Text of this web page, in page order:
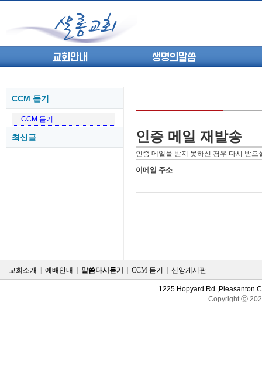
교회안내 생명의말씀
CCM 듣기
CCM 듣기
최신글 05-21 (고린도전서11) 고전6:9-20 ...
05-20 (고린도전서10) 고전6:1~11 ...
05-20 (고린도전서9) 고전5:1-13 ...
05-18 (고린도전서8) 고전4 9-21 교...
05-18 (고린도전서7) 고전4:1-8 판...
인증 메일 재발송
인증 메일을 받지 못하신 경우 다시 받으
이메일 주소
교회소개 예배안내 말씀다시듣기 CCM 듣기 신앙게시판
1225 Hopyard Rd.,Pleasanton
Copyright ⓒ